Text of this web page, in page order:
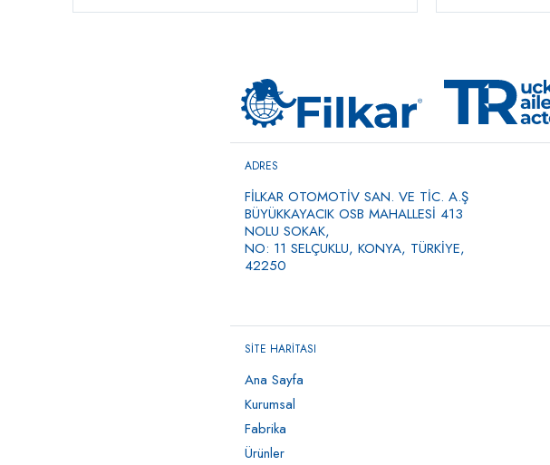
ADRES
FİLKAR OTOMOTİV SAN. VE TİC. A.Ş
BÜYÜKKAYACIK OSB MAHALLESİ 413
NOLU SOKAK,
NO: 11 SELÇUKLU, KONYA, TÜRKİYE,
42250
SİTE HARİTASI
Ana Sayfa
Kurumsal
Fabrika
Ürünler